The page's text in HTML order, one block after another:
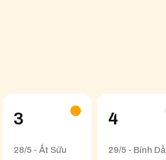
3
28/5 - Ất Sửu
4
29/5 - Bính